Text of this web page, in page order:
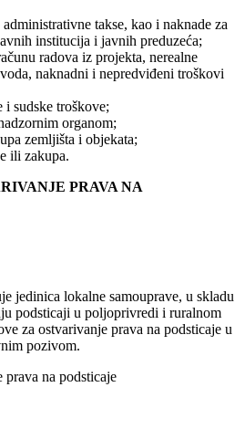
takse, kao i naknade za
institucija i javnih preduzeća;
radova iz projekta, nerealne
naknadni i nepredviđeni troškovi
i sudske troškove;
organom;
zemljišta i objekata;
ili zakupa.
PRAVA NA
jedinica lokalne samouprave, u skladu
podsticaji u poljoprivredi i ruralnom
za ostvarivanje prava na podsticaje u
pozivom.
na podsticaje